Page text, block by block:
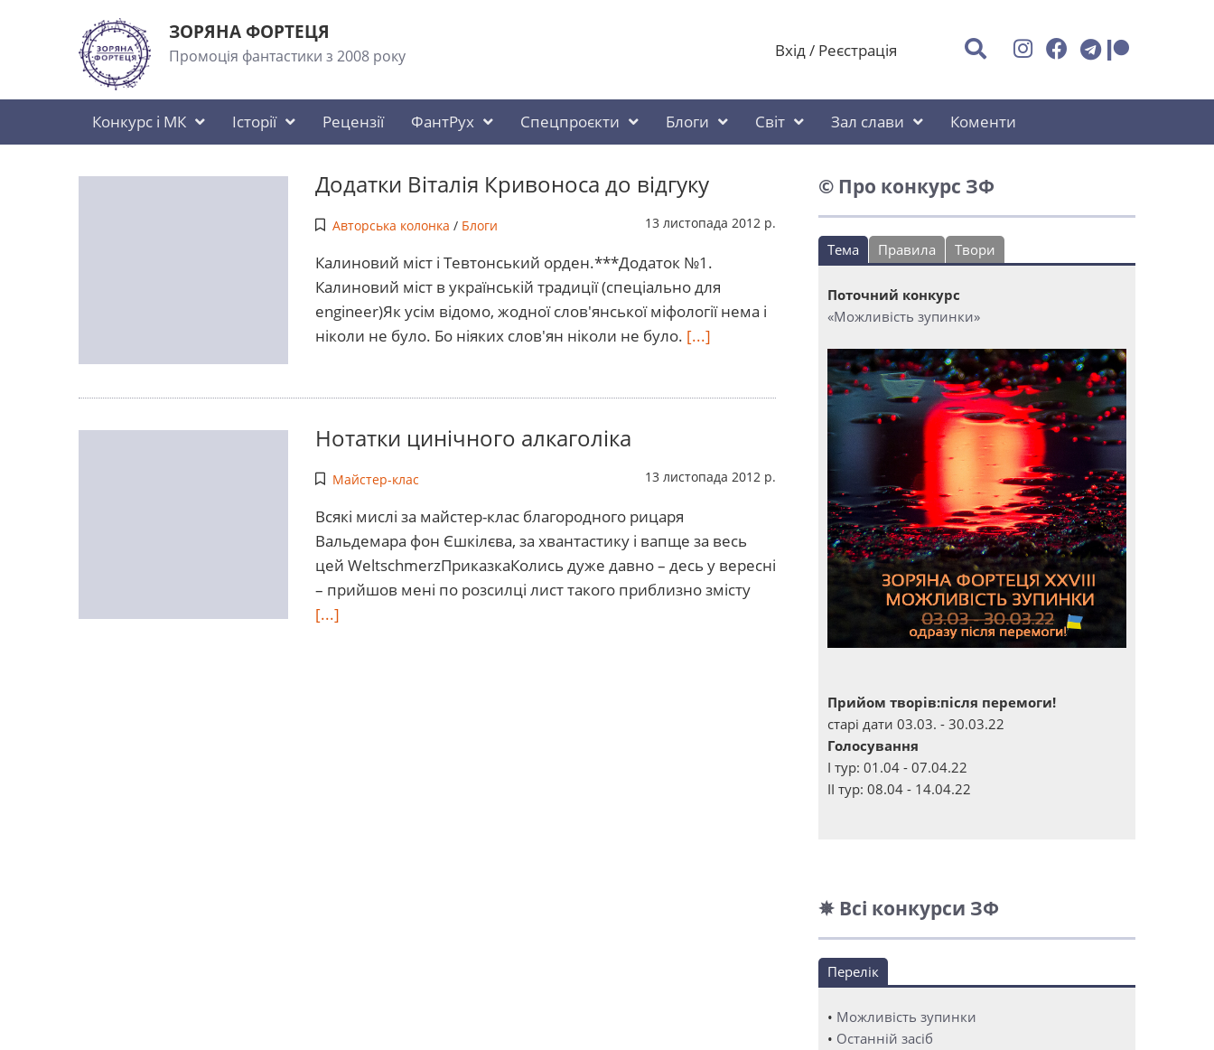
ЗОРЯНА ФОРТЕЦЯ
Промоція фантастики з 2008 року Вхід / Реєстрація
Конкурс і МК Історії Рецензії ФантРух Спецпроєкти Блоги Світ Зал слави Коменти
Додатки Віталія Кривоноса до відгуку
Авторська колонка / Блоги 13 листопада 2012 р.
Калиновий міст і Тевтонський орден.***Додаток №1.
Калиновий міст в українській традиції (спеціально для
engineer)Як усім відомо, жодної слов'янської міфології нема і
ніколи не було. Бо ніяких слов'ян ніколи не було. [...]
Нотатки цинічного алкаголіка
Майстер-клас 13 листопада 2012 р.
Всякі мислі за майстер-клас благородного рицаря
Вальдемара фон Єшкілєва, за хвантастику і вапще за весь
цей WeltschmerzПриказкаКолись дуже давно – десь у вересні
– прийшов мені по розсилці лист такого приблизно змісту
[...]
© Про конкурс ЗФ
Тема Правила Твори
Поточний конкурс
«Можливість зупинки»
Прийом творів:після перемоги!
старі дати 03.03. - 30.03.22
Голосування
І тур: 01.04 - 07.04.22
ІІ тур: 08.04 - 14.04.22
✵ Всі конкурси ЗФ
Перелік
• Можливість зупинки
• Останній засіб